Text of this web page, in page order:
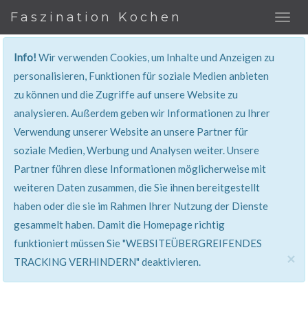
Faszination Kochen
Info!Wir verwenden Cookies, um Inhalte und Anzeigen zu
personalisieren, Funktionen für soziale Medien anbieten
zu können und die Zugriffe auf unsere Website zu
analysieren. Außerdem geben wir Informationen zu Ihrer
Verwendung unserer Website an unsere Partner für
soziale Medien, Werbung und Analysen weiter. Unsere
Partner führen diese Informationen möglicherweise mit
weiteren Daten zusammen, die Sie ihnen bereitgestellt
haben oder die sie im Rahmen Ihrer Nutzung der Dienste
gesammelt haben. Damit die Homepage richtig
funktioniert müssen Sie "WEBSITEÜBERGREIFENDES
TRACKING VERHINDERN" deaktivieren.
×
REZEPT
Super erklärt & lecker...!